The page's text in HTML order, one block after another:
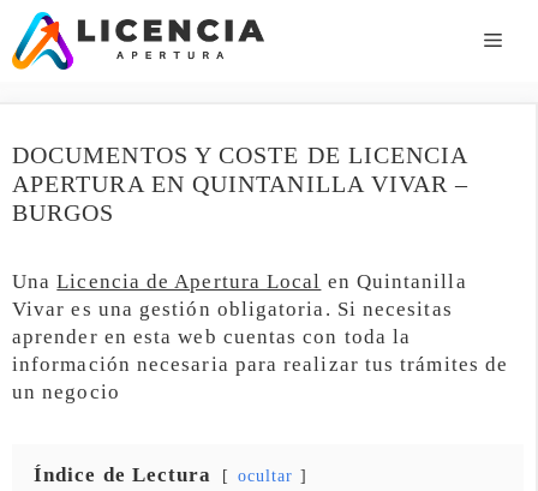
Saltar
contenido
DOCUMENTOS Y COSTE DE LICENCIA
APERTURA EN QUINTANILLA VIVAR –
BURGOS
UnaLicencia de Apertura Local en Quintanilla
Vivar es una gestión obligatoria. Si necesitas
aprender en esta web cuentas con toda la
información necesaria para realizar tus trámites de
un negocio
Índice de Lectura ocultar